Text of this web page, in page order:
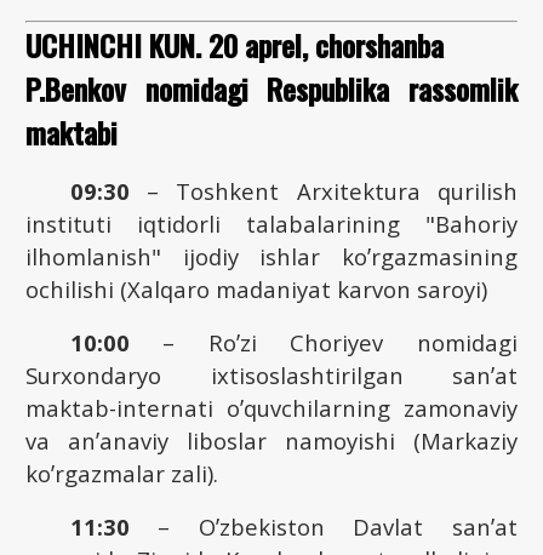
UCHINCHI KUN. 20 aprel, chorshanba
P.Benkov nomidagi Respublika rassomlik
maktabi
09:30 – Toshkent Аrxitektura qurilish
instituti iqtidorli talabalarining "Bahoriy
ilhomlanish" ijodiy ishlar koʼrgazmasining
ochilishi (Xalqaro madaniyat karvon saroyi)
10:00 – Roʼzi Choriyev nomidagi
Surxondaryo ixtisoslashtirilgan sanʼat
maktab-internati oʼquvchilarning zamonaviy
va anʼanaviy liboslar namoyishi (Markaziy
koʼrgazmalar zali).
11:30 – Oʼzbekiston Davlat sanʼat